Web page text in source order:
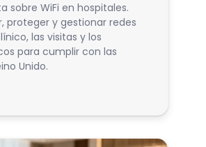
sobre WiFi en hospitales.
proteger y gestionar redes
las visitas y los
para cumplir con las
Unido.